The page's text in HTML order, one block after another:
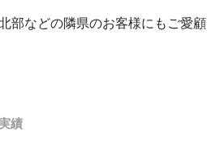
部などの隣県のお客様にもご愛顧
績